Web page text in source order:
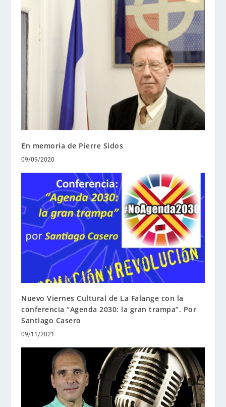
En memoria de Pierre Sidos
09/09/2020
Nuevo Viernes Cultural de La Falange con la
conferencia “Agenda 2030: la gran trampa”. Por
Santiago Casero
09/11/2021